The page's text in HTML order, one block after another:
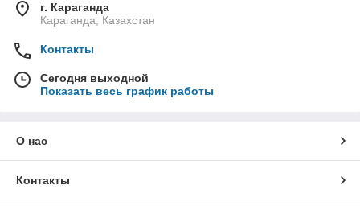
г. Караганда
Караганда, Казахстан
Контакты
Сегодня выходной
Показать весь график работы
О нас
Контакты